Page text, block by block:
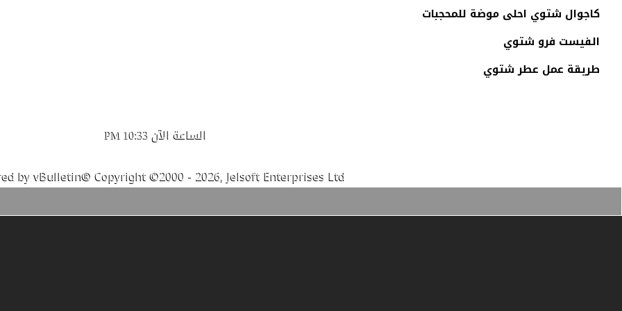
كاجوال شتوي احلى موضة للمحجبات
الفيست فرو شتوي
طريقة عمل عطر شتوي
الساعة الآن 10:33 PM
by vBulletin® Copyright ©2000 - 2026, Jelsoft Enterprises Ltd.